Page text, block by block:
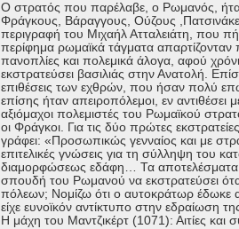
Ο στρατός που παρέλαβε, ο Ρωμανός,
Φράγκους, Βάραγγους, Ούζους
περιγραφή του Μιχαήλ Ατταλειάτη, που
περίφημα ρωμαϊκά τάγματα
πανοπλίες και πολεμικά άλογα, αφού
εκστρατεύσει βασιλιάς στην Ανατολή.
επιθέσεις των εχθρών, που ήσαν πολύ
επίσης ήταν απειροπόλεμοι, εν
αξιόμαχοι πολεμιστές του Ρωμαϊκού
οι Φράγκοι. Για τις δύο πρώτες
γράφει: «Προσωπικώς γενναίος και με
επιτελικές γνώσεις για τη σύλληψη του
διαμορφώσεως εδάφη… Τα αποτελέσματα
σπουδή του Ρωμανού να εκστρατεύσει όταν
πόλεων; Νομίζω ότι ο αυτοκράτωρ έδωκε
είχε ευνοϊκόν αντίκτυπο στην εδραίωση
Η μάχη του Μαντζικέρτ (1071): Αιτίες